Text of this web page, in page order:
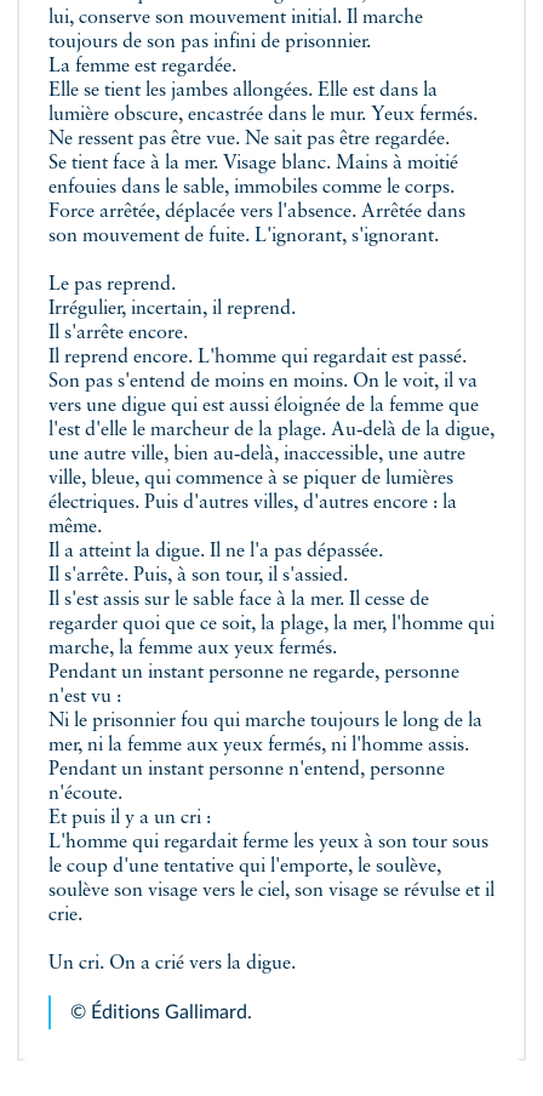
lui, conserve son mouvement initial. Il marche
toujours de son pas infini de prisonnier.
La femme est regardée.
Elle se tient les jambes allongées. Elle est dans la
lumière obscure, encastrée dans le mur. Yeux fermés.
Ne ressent pas être vue. Ne sait pas être regardée.
Se tient face à la mer. Visage blanc. Mains à moitié
enfouies dans le sable, immobiles comme le corps.
Force arrêtée, déplacée vers l'absence. Arrêtée dans
son mouvement de fuite. L'ignorant, s'ignorant.
Le pas reprend.
Irrégulier, incertain, il reprend.
Il s'arrête encore.
Il reprend encore. L'homme qui regardait est passé.
Son pas s'entend de moins en moins. On le voit, il va
vers une digue qui est aussi éloignée de la femme que
l'est d'elle le marcheur de la plage. Au‑delà de la digue,
une autre ville, bien au‑delà, inaccessible, une autre
ville, bleue, qui commence à se piquer de lumières
électriques. Puis d'autres villes, d'autres encore : la
même.
Il a atteint la digue. Il ne l'a pas dépassée.
Il s'arrête. Puis, à son tour, il s'assied.
Il s'est assis sur le sable face à la mer. Il cesse de
regarder quoi que ce soit, la plage, la mer, l'homme qui
marche, la femme aux yeux fermés.
Pendant un instant personne ne regarde, personne
n'est vu :
Ni le prisonnier fou qui marche toujours le long de la
mer, ni la femme aux yeux fermés, ni l'homme assis.
Pendant un instant personne n'entend, personne
n'écoute.
Et puis il y a un cri :
L'homme qui regardait ferme les yeux à son tour sous
le coup d'une tentative qui l'emporte, le soulève,
soulève son visage vers le ciel, son visage se révulse et il
crie.
Un cri. On a crié vers la digue.
© Éditions Gallimard.